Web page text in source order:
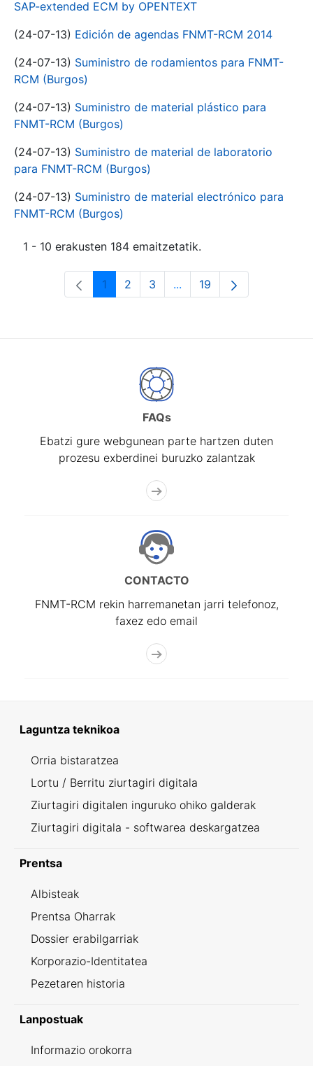
SAP-extended ECM by OPENTEXT
(24-07-13) Edición de agendas FNMT-RCM 2014
(24-07-13) Suministro de rodamientos para FNMT-
RCM (Burgos)
(24-07-13) Suministro de material plástico para
FNMT-RCM (Burgos)
(24-07-13) Suministro de material de laboratorio
para FNMT-RCM (Burgos)
(24-07-13) Suministro de material electrónico para
FNMT-RCM (Burgos)
1 - 10 erakusten 184 emaitzetatik.
Orrialdea
1 Orrialdea
2 Orrialdea
3 ...Intermediate Pages Use
Orrialdea
19
FAQs
Ebatzi gure webgunean parte hartzen duten
prozesu exberdinei buruzko zalantzak
CONTACTO
FNMT-RCM rekin harremanetan jarri telefonoz,
faxez edo email
Laguntza teknikoa
Orria bistaratzea
Lortu / Berritu ziurtagiri digitala
Ziurtagiri digitalen inguruko ohiko galderak
Ziurtagiri digitala - softwarea deskargatzea
Prentsa
Albisteak
Prentsa Oharrak
Dossier erabilgarriak
Korporazio-Identitatea
Pezetaren historia
Lanpostuak
Informazio orokorra